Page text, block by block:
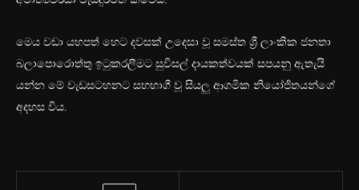
මෙය වඩා යහපත් හෙට දවසක් උදෙසා වූ සමස්ත ශ්‍රී ලාංකික ජනතා
බලාපොරොත්තු ඉටුකරලීමට සුවිසල් දායකත්වයක් සපයනු ඇතැයි
යන්න මේ වැඩසටහනට සහභාගී වූ සියලු ආගමික නියෝජිතයන්ගේ
අදහස විය.